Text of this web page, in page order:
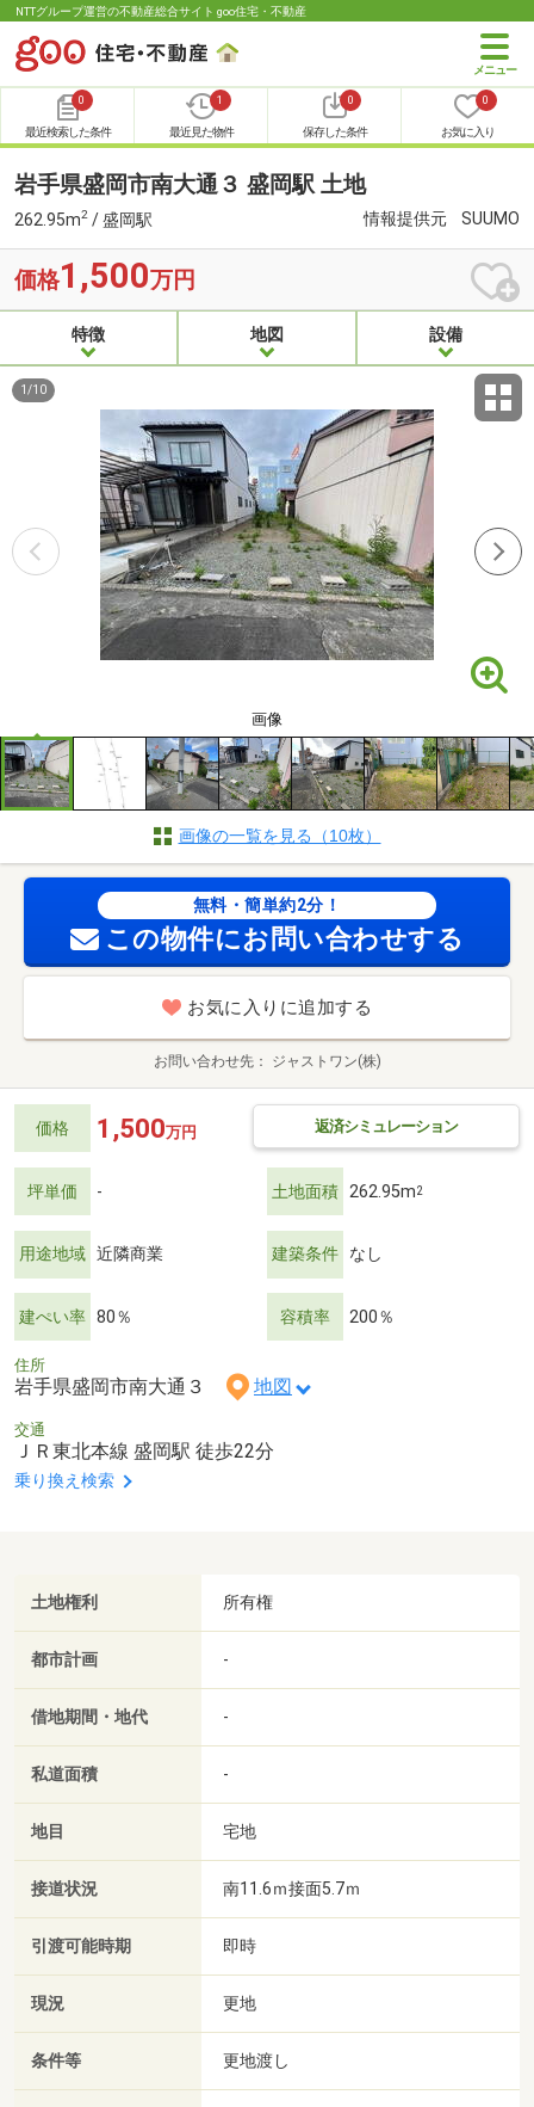
NTTグループ運営の不動産総合サイト goo住宅・不動産
0
最近検索した条件
1
最近見た物件
0
保存した条件
0
お気に入り
岩手県盛岡市南大通３ 盛岡駅 土地
262.95m2 / 盛岡駅 情報提供元 SUUMO
価格1,500万円
特徴 地図 設備
画像
1 /10
画像の一覧を見る（10枚）
無料・簡単約2分！
この物件にお問い合わせする
お気に入りに追加する
お問い合わせ先 ジャストワン(株)
価格 返済シミュレーション
1,500万円
坪単価 - 土地面積 262.95m2
用途地域 近隣商業 建築条件 なし
建ぺい率 80％ 容積率 200％
住所
岩手県盛岡市南大通３ 地図
交通
ＪＲ東北本線 盛岡駅 徒歩22分
乗り換え検索
土地権利 所有権
都市計画 -
借地期間・地代 -
私道面積 -
地目 宅地
接道状況 南11.6ｍ接面5.7ｍ
引渡可能時期 即時
現況 更地
条件等 更地渡し